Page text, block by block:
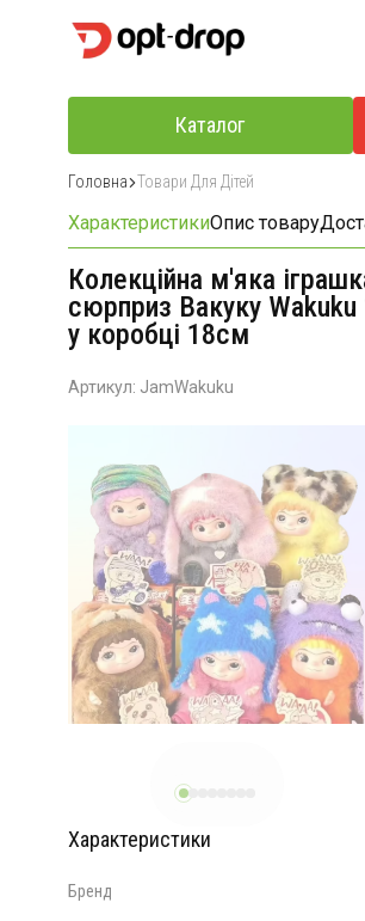
Каталог
Головна Товари Для Дітей
ХарактеристикиОпис товару
Колекційна м'яка
сюрприз Вакуку Wakuku
у коробці 18см
Артикул: JamWakuku
Характеристики
Бренд